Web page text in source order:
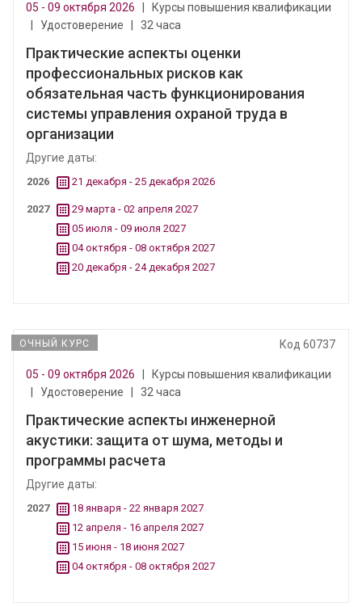
05 - 09 октября 2026
Курсы повышения квалификации
Удостоверение 32 часа
Практические аспекты оценки
профессиональных рисков как
обязательная часть функционирования
системы управления охраной труда в
организации
Другие даты:
2026 21 декабря - 25 декабря 2026
2027
29 марта - 02 апреля 2027
05 июля - 09 июля 2027
04 октября - 08 октября 2027
20 декабря - 24 декабря 2027
ОЧНЫЙ КУРС Код 60737
05 - 09 октября 2026
Курсы повышения квалификации
Удостоверение 32 часа
Практические аспекты инженерной
акустики: защита от шума, методы и
программы расчета
Другие даты:
2027
18 января - 22 января 2027
12 апреля - 16 апреля 2027
15 июня - 18 июня 2027
04 октября - 08 октября 2027